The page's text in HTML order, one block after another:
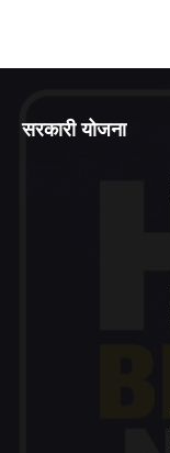
सरकारी योजना